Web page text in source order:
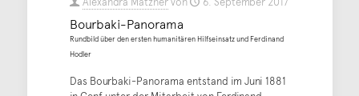
Bourbaki-Panorama
Rundbild über den ersten humanitären Hilfseinsatz und Ferdinand
Hodler
Das Bourbaki-Panorama entstand im Juni 1881